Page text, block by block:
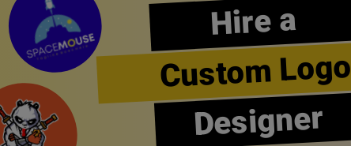
Hire a
Custom Logo
Designer